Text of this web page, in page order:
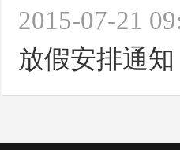
2015-07-21
放假安排通知